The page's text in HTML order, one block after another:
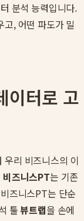
분석 능력입니다.
, 어떤 파도가 밀
이터로 고
우리 비즈니스의 이
비즈니스PT는 기존
즈니스PT는 단순
툴뷰트랩을 손에